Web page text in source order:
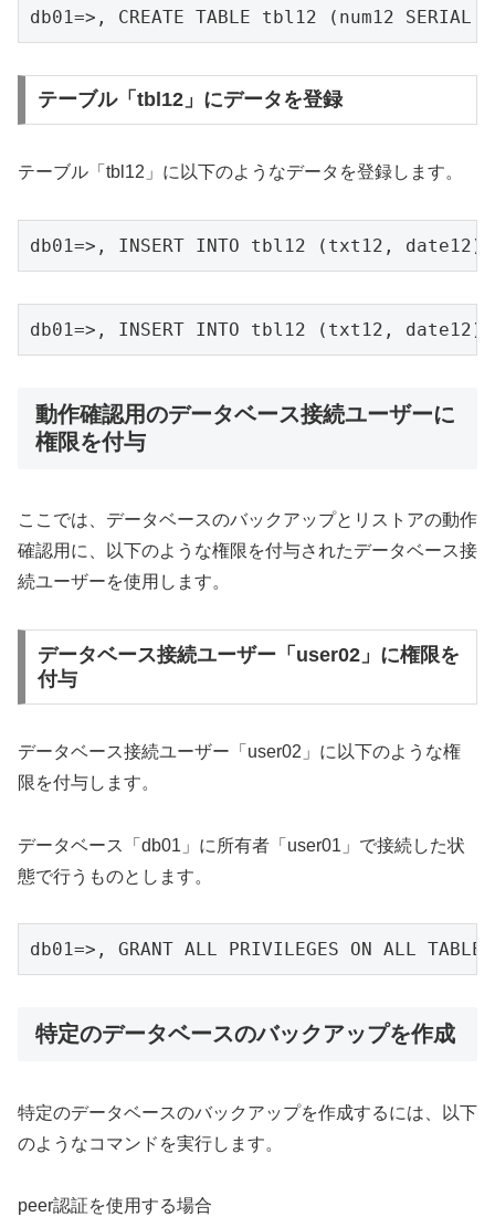
db01=>, CREATE TABLE tbl12 (num12 SERIAL
テーブル「tbl12」にデータを登録
テーブル「tbl12」に以下のようなデータを登録します。
db01=>, INSERT INTO tbl12 (txt12,
db01=>, INSERT INTO tbl12 (txt12,
動作確認用のデータベース接続ユーザーに
権限を付与
ここでは、データベースのバックアップとリストアの動作
確認用に、以下のような権限を付与されたデータベース接
続ユーザーを使用します。
データベース接続ユーザー「user02」に権限を
付与
データベース接続ユーザー「user02」に以下のような権
限を付与します。
データベース「db01」に所有者「user01」で接続した状
態で行うものとします。
db01=>, GRANT ALL PRIVILEGES ON ALL
特定のデータベースのバックアップを作成
特定のデータベースのバックアップを作成するには、以下
のようなコマンドを実行します。
peer認証を使用する場合